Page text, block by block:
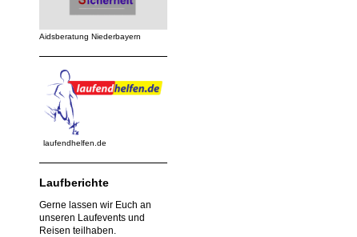
Aidsberatung Niederbayern
laufendhelfen.de
Laufberichte
Gerne lassen wir Euch an
unseren Laufevents und
Reisen teilhaben.